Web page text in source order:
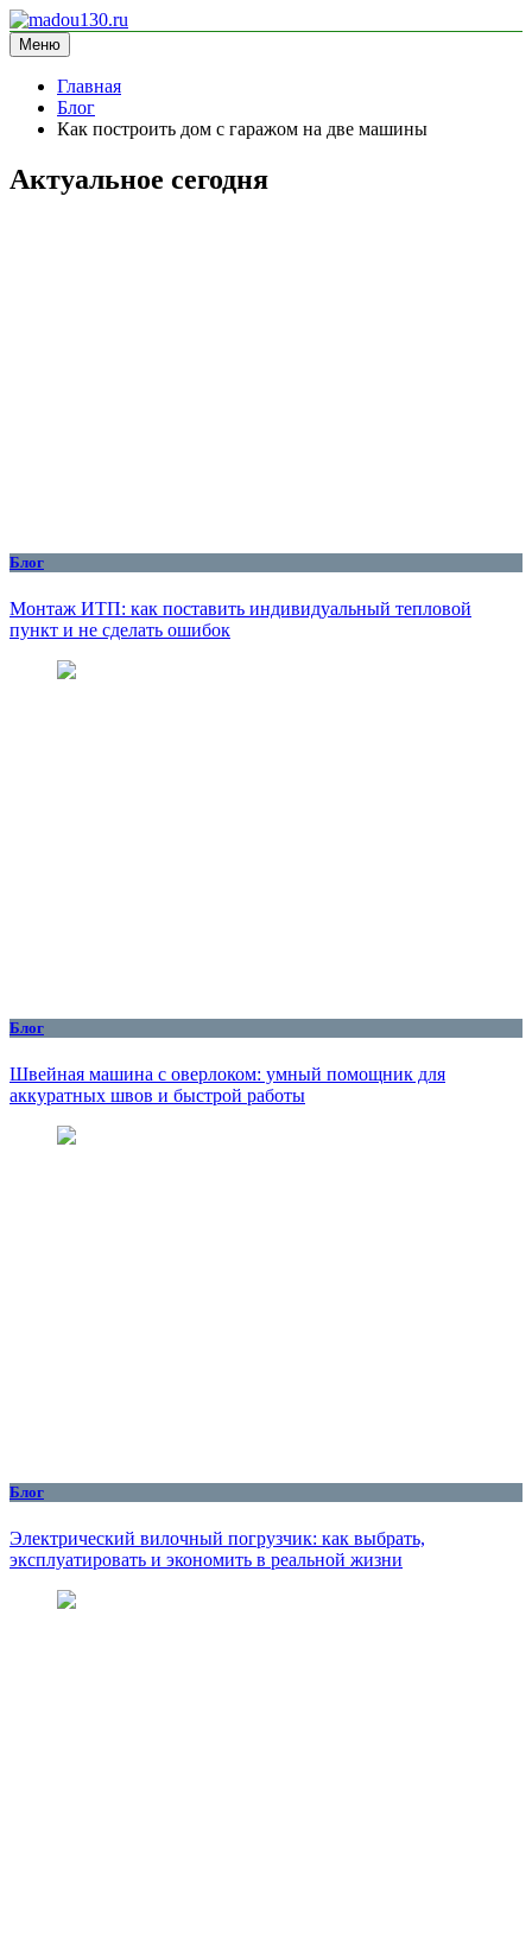
Перейти
к
содержимому
madou130.ru
информационный сайт
Меню
Главная
Блог
Как построить дом с гаражом на две машины
Актуальное сегодня
Блог
Монтаж ИТП: как поставить индивидуальный тепловой
пункт и не сделать ошибок
Блог
Швейная машина с оверлоком: умный помощник для
аккуратных швов и быстрой работы
Блог
Электрический вилочный погрузчик: как выбрать,
эксплуатировать и экономить в реальной жизни